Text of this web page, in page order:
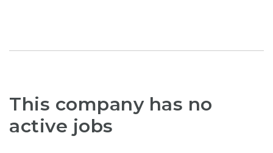
This company has no
active jobs